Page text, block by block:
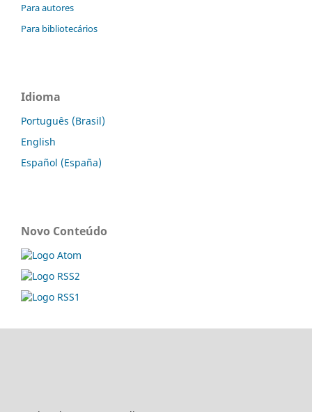
Para autores
Para bibliotecários
Idioma
Português (Brasil)
English
Español (España)
Novo Conteúdo